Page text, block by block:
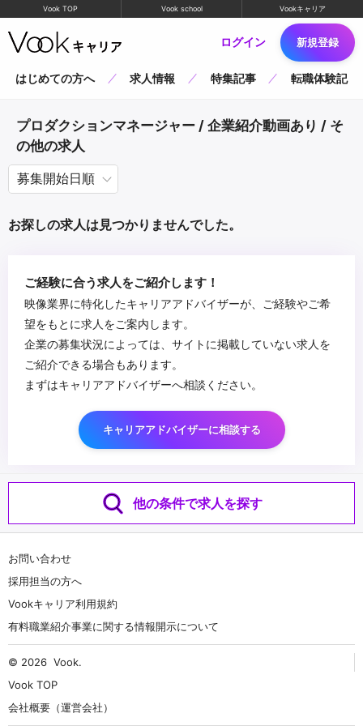
Vook TOP Vook school Vookキャリア
ログイン 新規登録
はじめての方へ 求人情報 特集記事 転職体験記
プロダクションマネージャー / 企業紹介動画あり / そ
の他の求人
お探しの求人は見つかりませんでした。
ご経験に合う求人をご紹介します！
映像業界に特化したキャリアアドバイザーが、ご経験やご希
望をもとに求人をご案内します。
企業の募集状況によっては、サイトに掲載していない求人を
ご紹介できる場合もあります。
まずはキャリアアドバイザーへ相談ください。
キャリアアドバイザーに相談する
他の条件で求人を探す
お問い合わせ
採用担当の方へ
Vookキャリア利用規約
有料職業紹介事業に関する情報開示について
© 2026 Vook.
Vook TOP
会社概要（運営会社）